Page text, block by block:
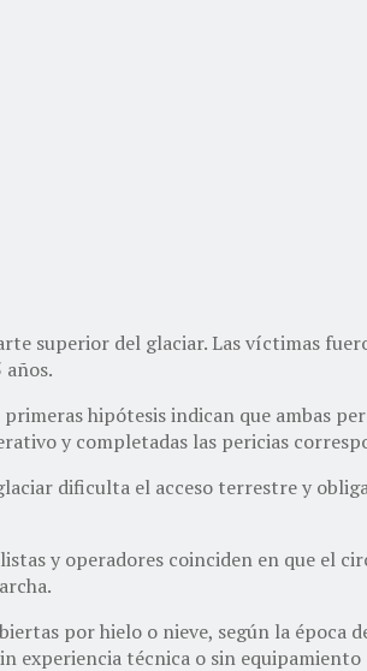
superior del glaciar. Las víctimas
hipótesis indican que ambas
y completadas las pericias
dificulta el acceso terrestre y
y operadores coinciden en que el
por hielo o nieve, según la época
experiencia técnica o sin equipamiento